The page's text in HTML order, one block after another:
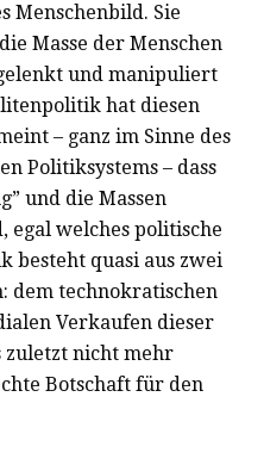
Menschenbild. Sie
Masse der Menschen
und manipuliert
hat diesen
– ganz im Sinne des
Politiksystems – dass
und die Massen
egal welches politische
besteht quasi aus zwei
dem technokratischen
Verkaufen dieser
zuletzt nicht mehr
Botschaft für den